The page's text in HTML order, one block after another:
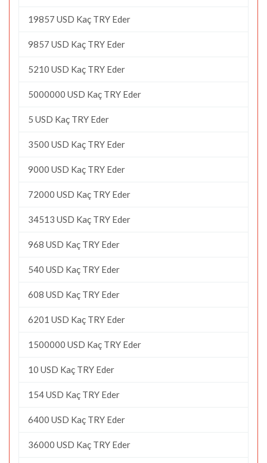
19857 USD Kaç TRY Eder
9857 USD Kaç TRY Eder
5210 USD Kaç TRY Eder
5000000 USD Kaç TRY Eder
5 USD Kaç TRY Eder
3500 USD Kaç TRY Eder
9000 USD Kaç TRY Eder
72000 USD Kaç TRY Eder
34513 USD Kaç TRY Eder
968 USD Kaç TRY Eder
540 USD Kaç TRY Eder
608 USD Kaç TRY Eder
6201 USD Kaç TRY Eder
1500000 USD Kaç TRY Eder
10 USD Kaç TRY Eder
154 USD Kaç TRY Eder
6400 USD Kaç TRY Eder
36000 USD Kaç TRY Eder